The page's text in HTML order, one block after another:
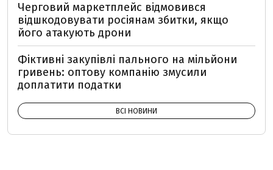
Черговий маркетплейс відмовився
відшкодовувати росіянам збитки, якщо
його атакують дрони
Фіктивні закупівлі пального на мільйони
гривень: оптову компанію змусили
доплатити податки
ВСІ НОВИНИ